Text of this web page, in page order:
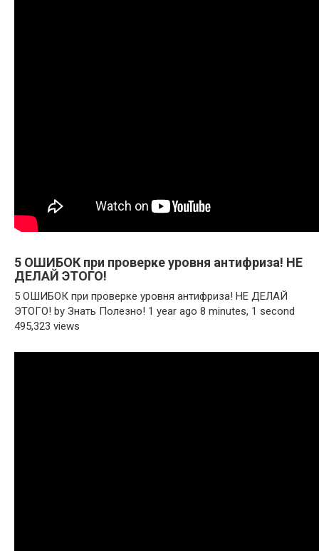
5 ОШИБОК при проверке уровня антифриза! НЕ
ДЕЛАЙ ЭТОГО!
5 ОШИБОК при проверке уровня антифриза! НЕ ДЕЛАЙ
ЭТОГО! by Знать Полезно! 1 year ago 8 minutes, 1 second
495,323 views